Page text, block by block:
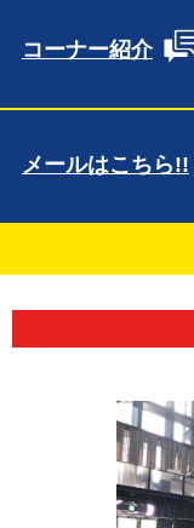
コーナー紹介
メールはこちら!!